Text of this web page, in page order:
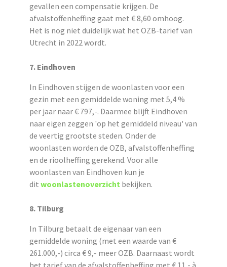
gevallen een compensatie krijgen. De
afvalstoffenheffing gaat met € 8,60 omhoog.
Het is nog niet duidelijk wat het OZB-tarief van
Utrecht in 2022 wordt.
7. Eindhoven
In Eindhoven stijgen de woonlasten voor een
gezin met een gemiddelde woning met 5,4%
per jaar naar € 797,-. Daarmee blijft Eindhoven
naar eigen zeggen 'op het gemiddeld niveau' van
de veertig grootste steden. Onder de
woonlasten worden de OZB, afvalstoffenheffing
en de rioolheffing gerekend. Voor alle
woonlasten van Eindhoven kun je
dit woonlastenoverzicht bekijken.
8. Tilburg
In Tilburg betaalt de eigenaar van een
gemiddelde woning (met een waarde van €
261.000,-) circa € 9,- meer OZB. Daarnaast wordt